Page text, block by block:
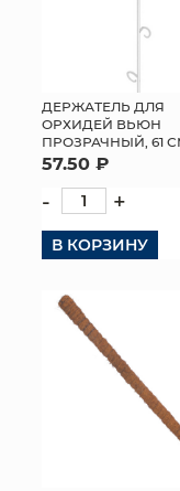
ДЕРЖАТЕЛЬ ДЛЯ
ОРХИДЕЙ ВЬЮН
ПРОЗРАЧНЫЙ, 61
57.50 ₽
- +
В КОРЗИНУ